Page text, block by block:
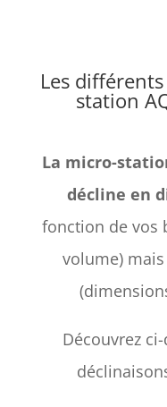
Les
station
La micro-
décline en
fonction de vos
volume)
Découvrez